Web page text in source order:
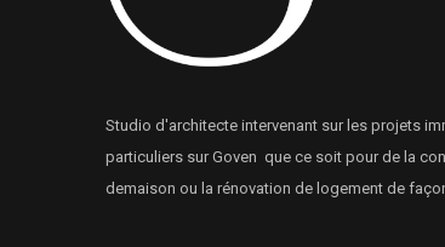
Studio d'architecte intervenant sur les projets
particuliers sur Goven que ce soit pour de la
demaison ou la rénovation de logement de